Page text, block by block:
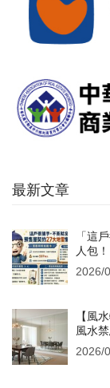
最新文章
「這
人包！
2026/
【風
風水
2026/